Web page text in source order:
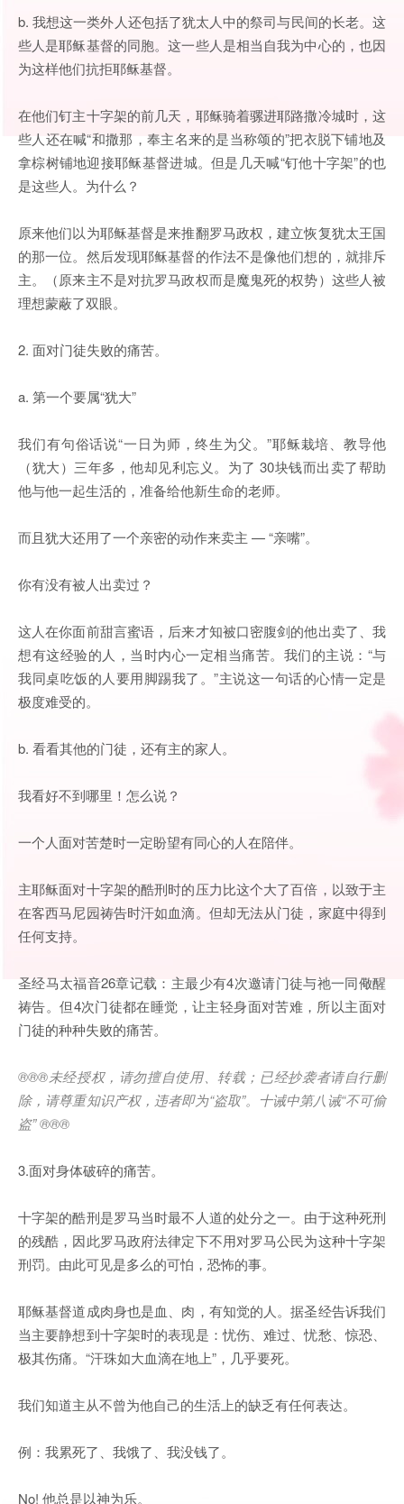
b. 我想这一类外人还包括了犹太人中的祭司与民间的长老。这
些人是耶稣基督的同胞。这一些人是相当自我为中心的，也因
为这样他们抗拒耶稣基督。
在他们钉主十字架的前几天，耶稣骑着骡进耶路撒冷城时，这
些人还在喊“和撒那，奉主名来的是当称颂的”把衣脱下铺地及
拿棕树铺地迎接耶稣基督进城。但是几天喊“钉他十字架”的也
是这些人。为什么？
原来他们以为耶稣基督是来推翻罗马政权，建立恢复犹太王国
的那一位。然后发现耶稣基督的作法不是像他们想的，就排斥
主。（原来主不是对抗罗马政权而是魔鬼死的权势）这些人被
理想蒙蔽了双眼。
2. 面对门徒失败的痛苦。
a. 第一个要属“犹大”
我们有句俗话说“一日为师，终生为父。”耶稣栽培、教导他
（犹大）三年多，他却见利忘义。为了 30块钱而出卖了帮助
他与他一起生活的，准备给他新生命的老师。
而且犹大还用了一个亲密的动作来卖主 — “亲嘴”。
你有没有被人出卖过？
这人在你面前甜言蜜语，后来才知被口密腹剑的他出卖了、我
想有这经验的人，当时内心一定相当痛苦。我们的主说：“与
我同桌吃饭的人要用脚踢我了。”主说这一句话的心情一定是
极度难受的。
b. 看看其他的门徒，还有主的家人。
我看好不到哪里！怎么说？
一个人面对苦楚时一定盼望有同心的人在陪伴。
主耶稣面对十字架的酷刑时的压力比这个大了百倍，以致于主
在客西马尼园祷告时汗如血滴。但却无法从门徒，家庭中得到
任何支持。
圣经马太福音26章记载：主最少有4次邀请门徒与祂一同儆醒
祷告。但4次门徒都在睡觉，让主轻身面对苦难，所以主面对
门徒的种种失败的痛苦。
®®®未经授权，请勿擅自使用、转载；已经抄袭者请自行删
除，请尊重知识产权，违者即为“盗取”。十诫中第八诫“不可偷
盗” ®®®
3.面对身体破碎的痛苦。
十字架的酷刑是罗马当时最不人道的处分之一。由于这种死刑
的残酷，因此罗马政府法律定下不用对罗马公民为这种十字架
刑罚。由此可见是多么的可怕，恐怖的事。
耶稣基督道成肉身也是血、肉，有知觉的人。据圣经告诉我们
当主要静想到十字架时的表现是：忧伤、难过、忧愁、惊恐、
极其伤痛。“汗珠如大血滴在地上”，几乎要死。
我们知道主从不曾为他自己的生活上的缺乏有任何表达。
例：我累死了、我饿了、我没钱了。
No! 他总是以神为乐。